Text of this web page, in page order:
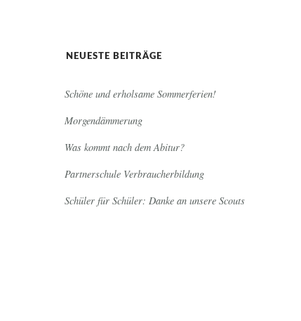
NEUESTE BEITRÄGE
Schöne und erholsame Sommerferien!
Morgendämmerung
Was kommt nach dem Abitur?
Partnerschule Verbraucherbildung
Schüler für Schüler: Danke an unsere Scouts